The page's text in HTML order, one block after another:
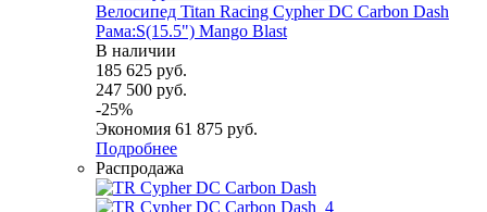
Велосипед Titan Racing Cypher DC Carbon Dash
Рама:S(15.5") Mango Blast
В наличии
185 625 руб.
247 500 руб.
-25%
Экономия 61 875 руб.
Подробнее
Распродажа